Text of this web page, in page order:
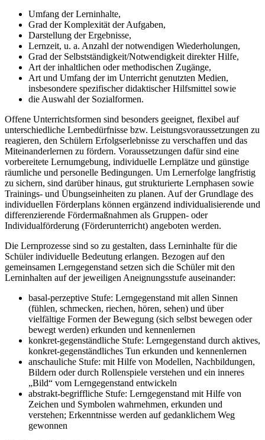
Umfang der Lerninhalte,
Grad der Komplexität der Aufgaben,
Darstellung der Ergebnisse,
Lernzeit, u. a. Anzahl der notwendigen Wiederholungen,
Grad der Selbstständigkeit/Notwendigkeit direkter Hilfe,
Art der inhaltlichen oder methodischen Zugänge,
Art und Umfang der im Unterricht genutzten Medien,
insbesondere spezifischer didaktischer Hilfsmittel sowie
die Auswahl der Sozialformen.
Offene Unterrichtsformen sind besonders geeignet, flexibel auf
unterschiedliche Lernbedürfnisse bzw. Leistungsvoraussetzungen zu
reagieren, den Schülern Erfolgserlebnisse zu verschaffen und das
Miteinanderlernen zu fördern. Voraussetzungen dafür sind eine
vorbereitete Lernumgebung, individuelle Lernplätze und günstige
räumliche und personelle Bedingungen. Um Lernerfolge langfristig
zu sichern, sind darüber hinaus, gut strukturierte Lernphasen sowie
Trainings- und Übungseinheiten zu planen. Auf der Grundlage des
individuellen Förderplans können ergänzend individualisierende und
differenzierende Fördermaßnahmen als Gruppen- oder
Individualförderung (Förderunterricht) angeboten werden.
Die Lernprozesse sind so zu gestalten, dass Lerninhalte für die
Schüler individuelle Bedeutung erlangen. Bezogen auf den
gemeinsamen Lerngegenstand setzen sich die Schüler mit den
Lerninhalten auf der jeweiligen Aneignungsstufe auseinander:
basal-perzeptive Stufe: Lerngegenstand mit allen Sinnen
(fühlen, schmecken, riechen, hören, sehen) und über
vielfältige Formen der Bewegung (sich selbst bewegen oder
bewegt werden) erkunden und kennenlernen
konkret-gegenständliche Stufe: Lerngegenstand durch aktives,
konkret-gegenständliches Tun erkunden und kennenlernen
anschauliche Stufe: mit Hilfe von Modellen, Nachbildungen,
Bildern oder durch Rollenspiele verstehen und ein inneres
„Bild“ vom Lerngegenstand entwickeln
abstrakt-begriffliche Stufe: Lerngegenstand mit Hilfe von
Zeichen und Symbolen wahrnehmen, erkunden und
verstehen; Erkenntnisse werden auf gedanklichem Weg
gewonnen